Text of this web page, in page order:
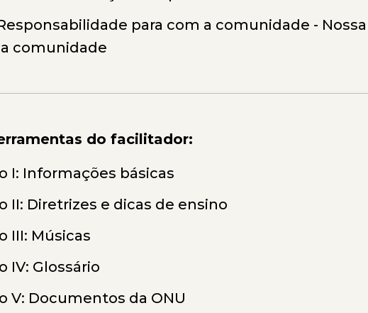
para com a comunidade -
comunidade
do facilitador:
I: Informações básicas
II: Diretrizes e dicas de ensino
III: Músicas
IV: Glossário
V: Documentos da ONU